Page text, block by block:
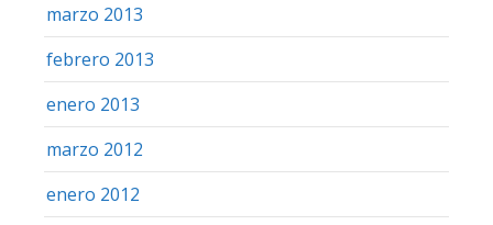
marzo 2013
febrero 2013
enero 2013
marzo 2012
enero 2012